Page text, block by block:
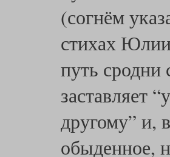
(согнём
стихах
путь сродни
заставляет
другому” и,
обыденное,